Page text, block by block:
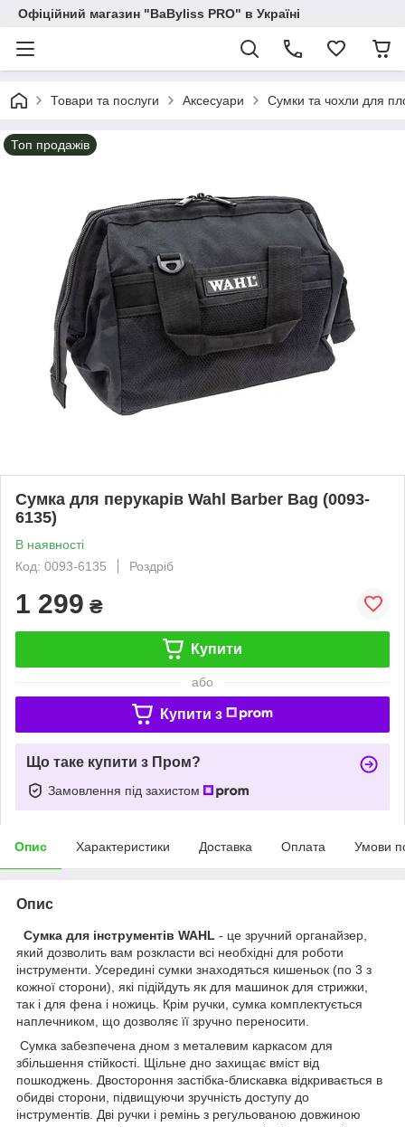
Офіційний магазин "BaByliss PRO" в Україні
Товари та послуги Аксесуари Сумки та чохли для
Топ продажів
Сумка для перукарів Wahl Barber Bag (0093-
6135)
В наявності
Код: 0093-6135
Роздріб
1 299 ₴
Купити
або
Купити з
Що таке купити з Пром?
Замовлення під захистом
Опис Характеристики Доставка Оплата Умови
Опис
Сумка для інструментів WAHL - це зручний органайзер,
який дозволить вам розкласти всі необхідні для роботи
інструменти. Усередині сумки знаходяться кишеньок (по 3 з
кожної сторони), які підійдуть як для машинок для стрижки,
так і для фена і ножиць. Крім ручки, сумка комплектується
наплечником, що дозволяє її зручно переносити.
Сумка забезпечена дном з металевим каркасом для
збільшення стійкості. Щільне дно захищає вміст від
пошкоджень. Двостороння застібка-блискавка відкривається в
обидві сторони, підвищуючи зручність доступу до
інструментів. Дві ручки і ремінь з регульованою довжиною